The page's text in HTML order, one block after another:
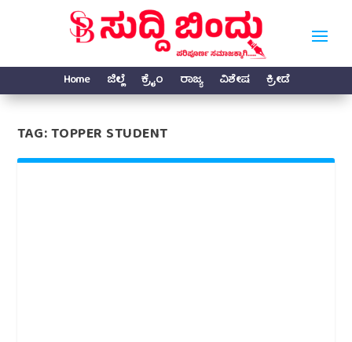
Home ಜಿಲ್ಲೆ ಕ್ರೈಂ ರಾಜ್ಯ ವಿಶೇಷ ಕ್ರೀಡೆ
TAG:TOPPER STUDENT